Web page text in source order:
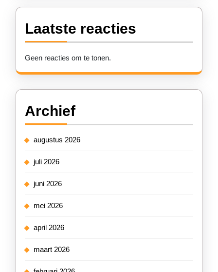
Laatste reacties
Geen reacties om te tonen.
Archief
augustus 2026
juli 2026
juni 2026
mei 2026
april 2026
maart 2026